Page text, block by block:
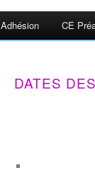
Adhésion CE
DATES